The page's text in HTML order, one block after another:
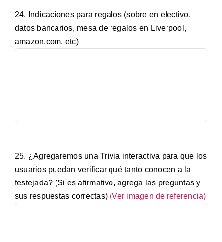
24. Indicaciones para regalos (sobre en efectivo,
datos bancarios, mesa de regalos en Liverpool,
amazon.com, etc)
25. ¿Agregaremos una Trivia interactiva para que los
usuarios puedan verificar qué tanto conocen a la
festejada? (Si es afirmativo, agrega las preguntas y
sus respuestas correctas) (Ver imagen de referencia)